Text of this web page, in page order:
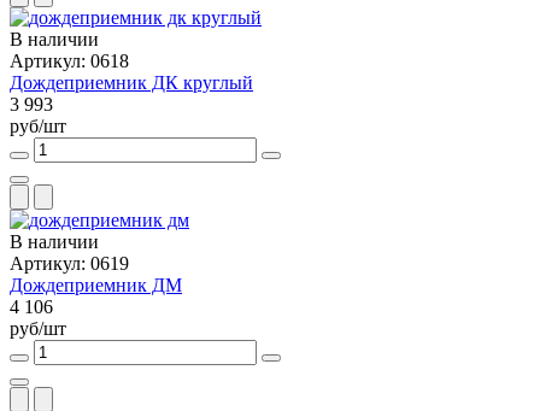
В наличии
Артикул: 0618
Дождеприемник ДК круглый
3 993
руб/шт
В наличии
Артикул: 0619
Дождеприемник ДМ
4 106
руб/шт